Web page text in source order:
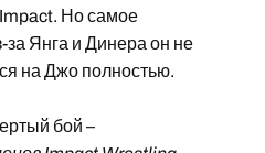
Но самое
за Янга и Динера он не
на Джо полностью.
бой –